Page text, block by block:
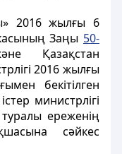
2016 жылғы 6
Заңы 50-
Қазақстан
2016 жылғы
бекітілген
министрлігі
ереженің
сәйкес